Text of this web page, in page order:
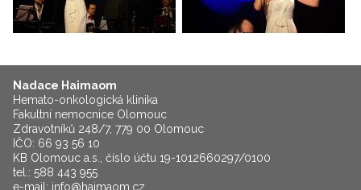
Nadace Haimaom
Hemato-onkologická klinika
Fakultní nemocnice Olomouc
Zdravotníků 248/7, 779 00 Olomouc
IČO: 66 93 56 10
KB Olomouc a.s., číslo účtu 19-1012660297/0100
tel.: 588 443 955
e-mail: info@haimaom.cz